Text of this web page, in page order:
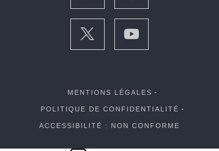
MENTIONS LÉGALES
POLITIQUE DE CONFIDENTIALITÉ
ACCESSIBILITÉ : NON CONFORME